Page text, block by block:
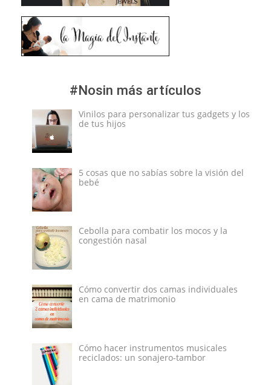
#Nosin más artículos
Vinilos para personalizar tus gadgets y los
de tus hijos
5 cosas que no sabías sobre la visión del
bebé
Cebolla para combatir los mocos y la
congestión nasal
Cómo convertir dos camas individuales
en cama de matrimonio
Cómo hacer instrumentos musicales
reciclados: un sonajero-tambor